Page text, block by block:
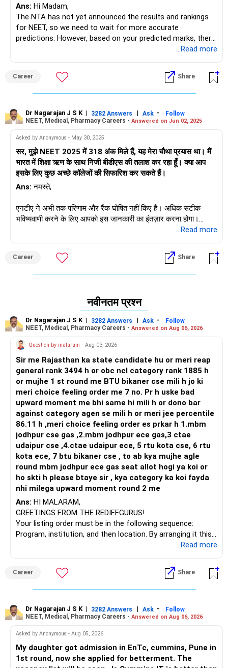
Ans: Hi Madam,
The NTA has not yet announced the results and rankings
for NEET, so we need to wait for more accurate
predictions. However, based on your predicted marks, there
is a chance of getting admission based on management
more reliable information before drawing any conclusions.
BEST WISHES.
POOCHO. LIFE CHANGE KARO!
...Read more
Career Share
Dr Nagarajan J S K | 3282 Answers | Ask -
Follow
NEET, Medical, Pharmacy Careers - Answered on Jun 02, 2025
Asked by Anonymous - May 30, 2025
सर, मुझे NEET 2025 में 318 अंक मिले हैं, यह मेरा चौथा प्रयास था। मैं
भारत में शिक्षा ऋण के साथ निजी बीडीएस की तलाश कर रहा हूँ। क्या आप
इसके लिए कुछ अच्छे कॉलेजों की सिफारिश कर सकते हैं।
Ans: नमस्ते,
एनटीए ने अभी तक परिणाम और रैंक घोषित नहीं किए हैं। अधिक सटीक
भविष्यवाणी करने के लिए आपको इस जानकारी का इंतज़ार करना होगा।
हालाँकि, आपके पूर्वानुमान के आधार पर, यह संभावना है कि आपको निजी
संभावना है, लेकिन आपको अपडेट के लिए इंतज़ार करना होगा।
कृपया ध्यान दें कि मैं इस प्लेटफ़ॉर्म पर किसी विशेष कॉलेज का समर्थन नहीं कर
मेरा सुझाव है कि आप अपनी रुचि वाले डेंटल कॉलेजों की वेबसाइट पर जाएँ।
उनके संकाय, सुविधाओं और रोगी प्रवाह की तुलना करें; इससे आपको महत्वपूर्ण
विवरण एकत्र करने में मदद मिलेगी। आपको अपने बीडीएस अध्ययन के दौरान
उपकरणों से खुद को परिचित करना होगा। इसलिए, अपने संस्थान का चयन
समझदारी से करें।
शुभकामनाएँ।
पूछो। जीवन परिवर्तन करो!
...Read more
Career Share
नवीनतम प्रश्न
Dr Nagarajan J S K | 3282 Answers | Ask -
Follow
NEET, Medical, Pharmacy Careers - Answered on Aug 06, 2026
Question by malaram - Aug 03, 2026
Sir me Rajasthan ka state candidate hu or meri reap
general rank 3494 h or obc ncl category rank 1885 h
or mujhe 1 st round me BTU bikaner cse mili h jo ki
meri choice feeling order me 7 no. Pr h uske bad
upward moment me bhi same hi mili h or dono bar
against category agen se mili h or meri jee percentile
86.11 h ,meri choice feeling order es prkar h 1.mbm
jodhpur cse gas ,2.mbm jodhpur ece gas,3 ctae
udaipur cse ,4.ctae udaipur ece, 5 rtu kota cse, 6 rtu
kota ece, 7 btu bikaner cse , to ab kya mujhe agle
round mbm jodhpur ece gas seat allot hogi ya koi or
ho skti h please btaye sir , kya category ka koi fayda
nhi milega upward moment round 2 me
Ans: HI MALARAM,
GREETINGS FROM THE REDIFFGURUS!
Your listing order must be in the following sequence:
Program, institution, and then location. By arranging it this
BEST WISHES.
...Read more
Career Share
Dr Nagarajan J S K | 3282 Answers | Ask -
Follow
NEET, Medical, Pharmacy Careers - Answered on Aug 06, 2026
Asked by Anonymous - Aug 05, 2026
My daughter got admission in EnTc, cummins, Pune in
1st round, now she applied for betterment. The